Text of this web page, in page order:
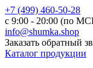
+7 (499) 460-50-28
с 9:00 - 20:00 (по
info@shumka.shop
Заказать обратный
Каталог продукции